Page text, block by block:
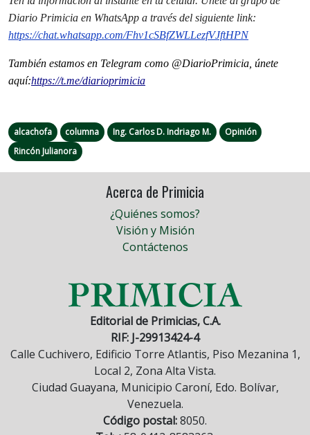
Diario Primicia en WhatsApp a través del siguiente link:
https://chat.whatsapp.com/Fhv1cSBfZWLLezfVJftHPN
También estamos en Telegram como @DiarioPrimicia, únete
aquí:https://t.me/diarioprimicia
alcachofa columna Ing. Carlos D. Indriago M.
Opinión
Rincón Julianora
Acerca de Primicia
¿Quiénes somos?
Visión y Misión
Contáctenos
Editorial de Primicias, C.A.
RIF: J-29913424-4
Calle Cuchivero, Edificio Torre Atlantis, Piso Mezanina 1,
Local 2, Zona Alta Vista.
Ciudad Guayana, Municipio Caroní, Edo. Bolívar,
Venezuela.
Código postal:8050.